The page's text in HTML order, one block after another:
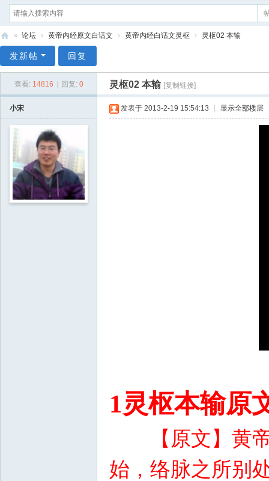
帝
» 论坛 › 黄帝内经原文白话文 › 黄帝内经白话文灵枢 › 灵枢02 本输
发新帖 回复
查看: 14816 回复: 0 灵枢02 本输 [复制链接]
小宋 发表于 2013-2-19 15:54:13 显示全部楼层
1灵枢本输原
【原文】黄
始，络脉之所别